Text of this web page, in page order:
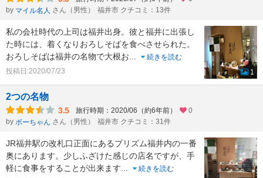
by マイル名人 さん（男性） 福井市 クチコミ：13件
私の会社時代の上司は福井出身。彼と福井に出張し
た時には、着くなりおろしそばを食べさせられた。
おろしそばは福井の名物で大根お...
続きを読む
投稿日:2020/07/23
1
2つの名物
3.5 旅行時期：2020/06（約6年前）
0
by ボーちゃん さん（男性） 福井市 クチコミ：31件
JR福井駅の改札口正面にあるプリズム福井内の一番
奥にあります。少しふざけた感じの店名ですが、手
軽に食事をすることが出来ます...
続きを読む